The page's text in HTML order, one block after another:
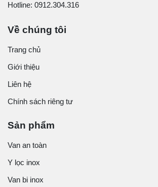
Hotline: 0912.304.316
Về chúng tôi
Trang chủ
Giới thiệu
Liên hệ
Chính sách riêng tư
Sản phẩm
Van an toàn
Y lọc inox
Van bi inox